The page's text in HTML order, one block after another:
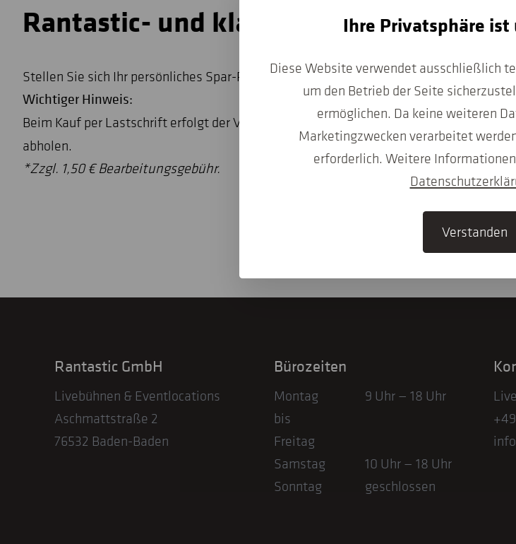
Rantastic- und klag-Spar-Pakete für
Stellen Sie sich Ihr persönliches Spar-Paket mit 3 Veranstaltungen Ihrer Wahl
Wichtiger Hinweis:
Beim Kauf per Lastschrift erfolgt der Versand Ihrer Tickets ca. 6 Tage nach dem
abholen.
*Zzgl. 1,50 € Bearbeitungsgebühr.
Rantastic GmbH
Livebühnen & Eventlocations
Aschmattstraße 2
76532 Baden-Baden
Bürozeiten
Montag
bis
Freitag
9 Uhr — 18 Uhr
Samstag
10 Uhr — 18 Uhr
Sonntag
geschlossen
Ihre Privatsphäre ist
Diese Website verwendet ausschließlich
um den Betrieb der Seite
ermöglichen. Da keine weiteren
Marketingzwecken verarbeitet
erforderlich. Weitere
Verstanden